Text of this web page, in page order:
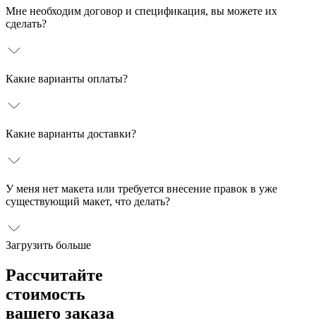
Мне необходим договор и спецификация, вы можете их
сделать?
Какие варианты оплаты?
Какие варианты доставки?
У меня нет макета или требуется внесение правок в уже
существующий макет, что делать?
Загрузить больше
Рассчитайте
стоимость
вашего заказа